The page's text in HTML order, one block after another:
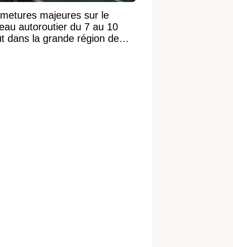
majeures sur le
autoroutier du 7 au 10
dans la grande région de